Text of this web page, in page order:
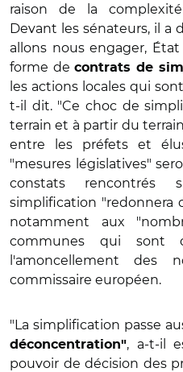
raison de la
Devant les sénateurs, il a
allons nous engager,
forme decontrats de
les actions locales qui
t-il dit. "Ce choc de
terrain et à partir du
entre les préfets et
"mesures législatives"
constats rencontrés
simplification "redonnera
notamment aux
communes qui sont
l'amoncellement des
commissaire européen.
"La simplification passe
déconcentration", a-t-il
pouvoir de décision des